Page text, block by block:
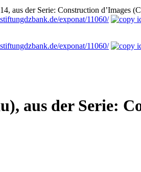
aus der Serie: Construction d’Images
exponat/11060/
exponat/11060/
aus der Serie: